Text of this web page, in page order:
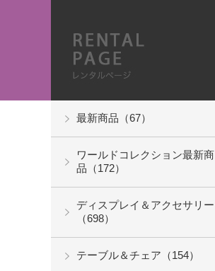
最新商品（67）
ワールドコレクション最新商
品（172）
ディスプレイ＆アクセサリー
（698）
テーブル＆チェア（154）